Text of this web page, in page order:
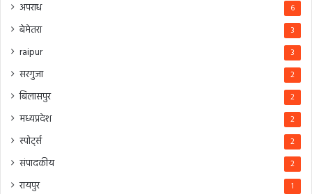
अपराध 6
बेमेतरा 3
raipur 3
सरगुजा 2
बिलासपुर 2
मध्यप्रदेश 2
स्पोर्ट्स 2
संपादकीय 2
रायपुर 1